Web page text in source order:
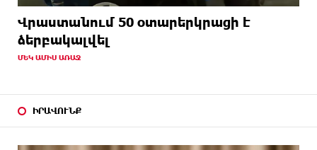
Վրաստանում 50 օտարերկրացի է
ձերբակալվել
ՄԵԿ ԱՄԻՍ ԱՌԱՋ
ԻՐԱՎՈՒՆՔ